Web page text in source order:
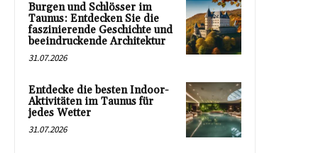
Burgen und Schlösser im
Taunus: Entdecken Sie die
faszinierende Geschichte und
beeindruckende Architektur
31.07.2026
Entdecke die besten Indoor-
Aktivitäten im Taunus für
jedes Wetter
31.07.2026